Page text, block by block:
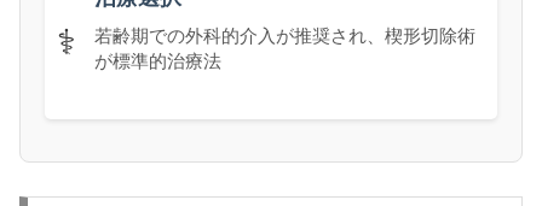
⚕️
若齢期での外科的介入が推奨され、楔形切除術
が標準的治療法